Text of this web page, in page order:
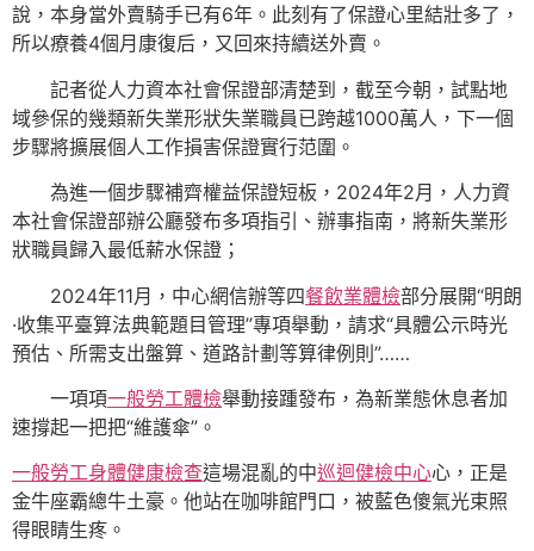
說，本身當外賣騎手已有6年。此刻有了保證心里結壯多了，
所以療養4個月康復后，又回來持續送外賣。
記者從人力資本社會保證部清楚到，截至今朝，試點地
域參保的幾類新失業形狀失業職員已跨越1000萬人，下一個
步驟將擴展個人工作損害保證實行范圍。
為進一個步驟補齊權益保證短板，2024年2月，人力資
本社會保證部辦公廳發布多項指引、辦事指南，將新失業形
狀職員歸入最低薪水保證；
2024年11月，中心網信辦等四餐飲業體檢部分展開“明朗
·收集平臺算法典範題目管理”專項舉動，請求“具體公示時光
預估、所需支出盤算、道路計劃等算律例則”……
一項項一般勞工體檢舉動接踵發布，為新業態休息者加
速撐起一把把“維護傘”。
一般勞工身體健康檢查這場混亂的中巡迴健檢中心心，正是
金牛座霸總牛土豪。他站在咖啡館門口，被藍色傻氣光束照
得眼睛生疼。